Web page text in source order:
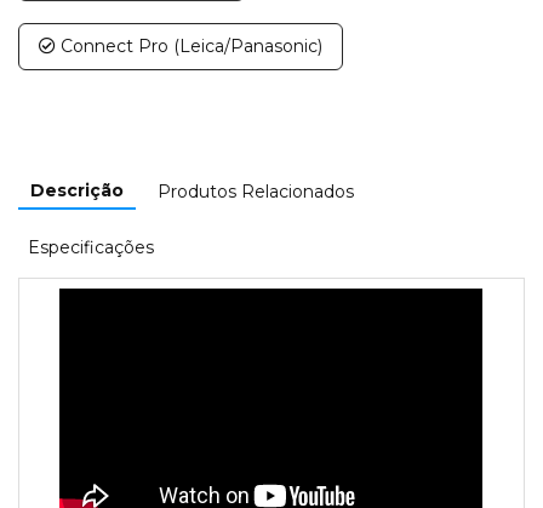
Connect Pro (Leica/Panasonic)
Descrição Produtos Relacionados
Especificações